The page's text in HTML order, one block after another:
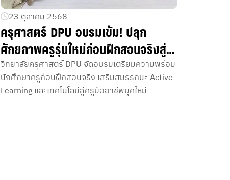
23 ตุลาคม 2568
ครุศาสตร์ DPU อบรมเข้ม! ปลุก
ศักยภาพครูรุ่นใหม่ก่อนฝึกสอนจริงสู่
ห้องเรียนศตวรรษที่ 21
วิทยาลัยครุศาสตร์ DPU จัดอบรมเตรียมความพร้อม
นักศึกษาครูก่อนฝึกสอนจริง เสริมสมรรถนะ Active
Learning และเทคโนโลยีสู่ครูมืออาชีพยุคใหม่